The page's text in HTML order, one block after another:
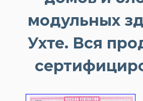
модульных
Ухте. Вся